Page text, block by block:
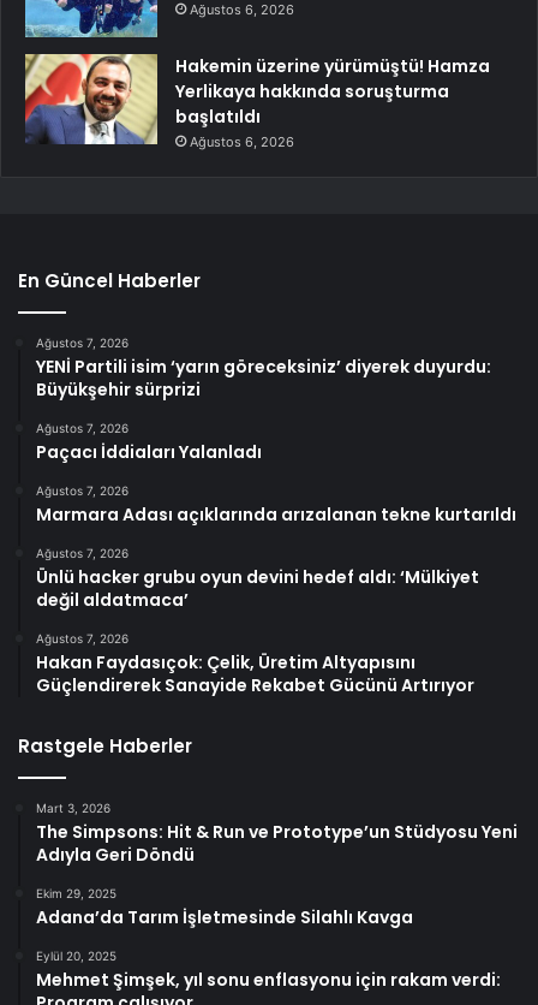
Ağustos 6, 2026
Hakemin üzerine yürümüştü! Hamza
Yerlikaya hakkında soruşturma
başlatıldı
Ağustos 6, 2026
En Güncel Haberler
Ağustos 7, 2026
YENİ Partili isim ‘yarın göreceksiniz’ diyerek duyurdu:
Büyükşehir sürprizi
Ağustos 7, 2026
Paçacı İddiaları Yalanladı
Ağustos 7, 2026
Marmara Adası açıklarında arızalanan tekne kurtarıldı
Ağustos 7, 2026
Ünlü hacker grubu oyun devini hedef aldı: ‘Mülkiyet
değil aldatmaca’
Ağustos 7, 2026
Hakan Faydasıçok: Çelik, Üretim Altyapısını
Güçlendirerek Sanayide Rekabet Gücünü Artırıyor
Rastgele Haberler
Mart 3, 2026
The Simpsons: Hit & Run ve Prototype’un Stüdyosu Yeni
Adıyla Geri Döndü
Ekim 29, 2025
Adana’da Tarım İşletmesinde Silahlı Kavga
Eylül 20, 2025
Mehmet Şimşek, yıl sonu enflasyonu için rakam verdi: